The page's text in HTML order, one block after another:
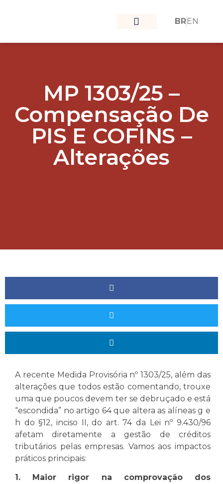
BREN
MP 1303/25 –
Compensação De
PIS E COFINS –
Alterações
A recente Medida Provisória nº 1303/25, além das
alterações que todos estão comentando, trouxe
uma que poucos devem ter se debruçado e está
“escondida” no artigo 64 que altera as alíneas g e
h do §12, inciso II, do art. 74 da Lei nº 9.430/96
afetam diretamente a gestão de créditos
tributários pelas empresas. Vamos aos impactos
práticos principais:
1. Maior rigor na comprovação dos